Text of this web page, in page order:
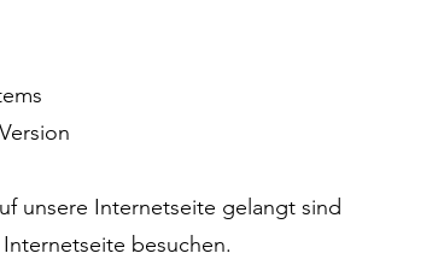
unsere Internetseite gelangt sind
besuchen.